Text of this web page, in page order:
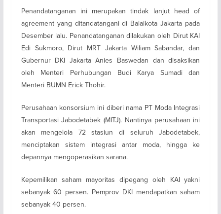
Penandatanganan ini merupakan tindak lanjut head of
agreement yang ditandatangani di Balaikota Jakarta pada
Desember lalu. Penandatanganan dilakukan oleh Dirut KAI
Edi Sukmoro, Dirut MRT Jakarta Wiliam Sabandar, dan
Gubernur DKI Jakarta Anies Baswedan dan disaksikan
oleh Menteri Perhubungan Budi Karya Sumadi dan
Menteri BUMN Erick Thohir.
Perusahaan konsorsium ini diberi nama PT Moda Integrasi
Transportasi Jabodetabek (MITJ). Nantinya perusahaan ini
akan mengelola 72 stasiun di seluruh Jabodetabek,
menciptakan sistem integrasi antar moda, hingga ke
depannya mengoperasikan sarana.
Kepemilikan saham mayoritas dipegang oleh KAI yakni
sebanyak 60 persen. Pemprov DKI mendapatkan saham
sebanyak 40 persen.